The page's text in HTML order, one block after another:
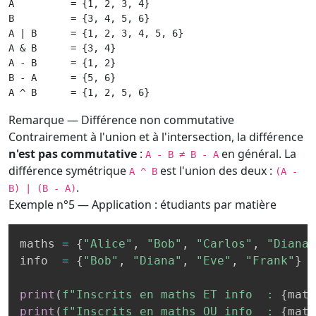
A          = {1, 2, 3, 4}
B          = {3, 4, 5, 6}
A | B      = {1, 2, 3, 4, 5, 6}
A & B      = {3, 4}
A - B      = {1, 2}
B - A      = {5, 6}
A ^ B      = {1, 2, 5, 6}
Remarque — Différence non commutative
Contrairement à l'union et à l'intersection, la différence
n'est pas commutative : A - B ≠ B - A en général. La
différence symétrique A ^ B est l'union des deux : (A -
B) | (B - A).
Exemple n°5 — Application : étudiants par matière
maths = { "Alice" , "Bob" , "Carlos" ,
"Diana"
info = { "Bob" , "Diana" , "Eve" , "Frank" }
print ( f"Inscrits en maths ET info  : {
print ( f"Inscrits en maths OU info  : {